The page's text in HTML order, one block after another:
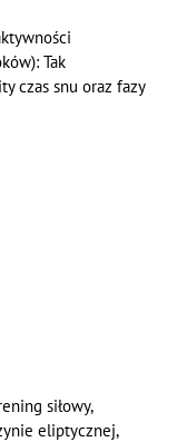
Tak
czas snu oraz fazy
siłowy,
eliptycznej,